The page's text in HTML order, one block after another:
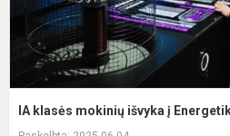
IA klasės mokinių išvyka į